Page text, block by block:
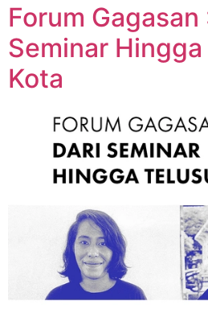
Forum Gagasan
Seminar
Kota